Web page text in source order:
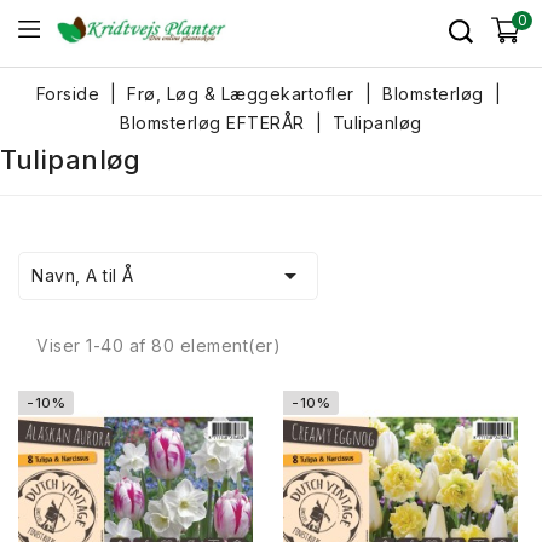
0
Forside Frø, Løg & Læggekartofler
Blomsterløg
Blomsterløg EFTERÅR
Tulipanløg
Tulipanløg
Navn, A til Å 
Viser 1-40 af 80 element(er)
-10% -10%